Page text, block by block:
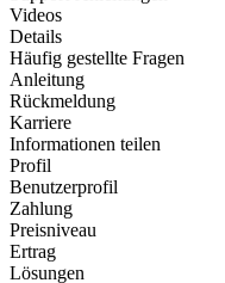
Videos
Details
Häufig gestellte Fragen
Anleitung
Rückmeldung
Karriere
Informationen teilen
Profil
Benutzerprofil
Zahlung
Preisniveau
Ertrag
Lösungen